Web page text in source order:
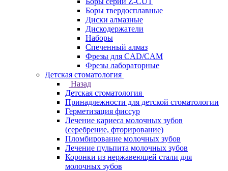
Боры твердосплавные
Диски алмазные
Дискодержатели
Наборы
Спеченный алмаз
Фрезы для CAD/CAM
Фрезы лабораторные
Детская стоматология
Назад
Детская стоматология
Принадлежности для детской стоматологии
Герметизация фиссур
Лечение кариеса молочных зубов
(серебрение, фторирование)
Пломбирование молочных зубов
Лечение пульпита молочных зубов
Коронки из нержавеющей стали для
молочных зубов